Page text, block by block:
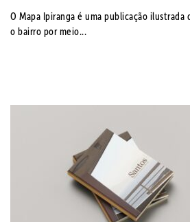
O Mapa Ipiranga é uma publicação
o bairro por meio...